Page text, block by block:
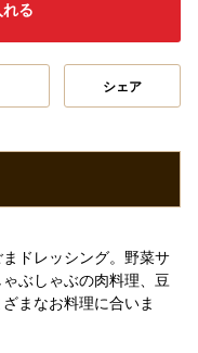
る
シェア
ドレッシング。野菜サ
ぶしゃぶの肉料理、豆
まなお料理に合いま